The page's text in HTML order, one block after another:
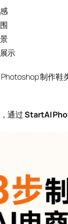
示
制作
通过StartAI